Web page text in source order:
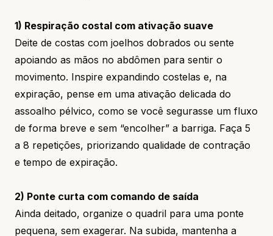
1) Respiração costal com ativação suave
Deite de costas com joelhos dobrados ou sente
apoiando as mãos no abdômen para sentir o
movimento. Inspire expandindo costelas e, na
expiração, pense em uma ativação delicada do
assoalho pélvico, como se você segurasse um fluxo
de forma breve e sem “encolher” a barriga. Faça 5
a 8 repetições, priorizando qualidade de contração
e tempo de expiração.
2) Ponte curta com comando de saída
Ainda deitado, organize o quadril para uma ponte
pequena, sem exagerar. Na subida, mantenha a